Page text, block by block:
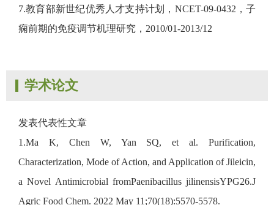
7.教育部新世纪优秀人才支持计划，NCET-09-0432，子
痫前期的免疫调节机理研究，2010/01-2013/12
学术论文
发表代表性文章
1.Ma K, Chen W, Yan SQ, et al. Purification,
Characterization, Mode of Action, and Application of Jileicin,
a Novel Antimicrobial fromPaenibacillus jilinensisYPG26.J
Agric Food Chem. 2022 May 11;70(18):5570-5578.